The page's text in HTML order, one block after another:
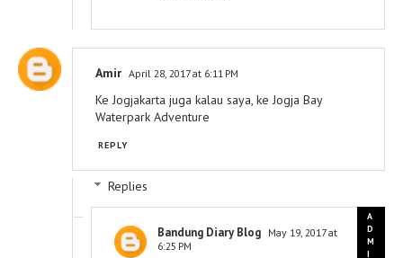
Amir April 28, 2017 at 6:11 PM
Ke Jogjakarta juga kalau saya, ke Jogja Bay
Waterpark Adventure
REPLY
Replies
Bandung Diary Blog May 19, 2017 at
6:25 PM